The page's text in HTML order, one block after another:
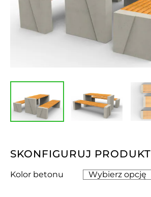
SKONFIGURUJ PRODUKT
Kolor betonu